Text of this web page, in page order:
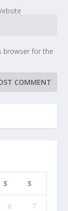
browser for the
S S
6 7